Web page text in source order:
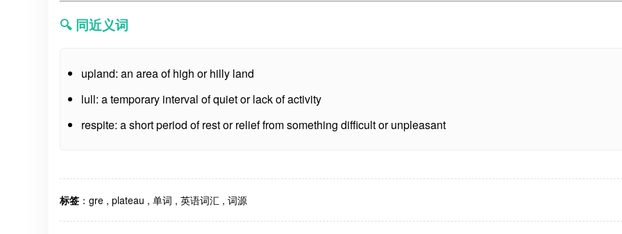
🔍 同近义词
upland: an area of high or hilly land
lull: a temporary interval of quiet or lack of activity
respite: a short period of rest or relief from something difficult or unpleasant
标签 ： gre , plateau , 单词 , 英语词汇 , 词源